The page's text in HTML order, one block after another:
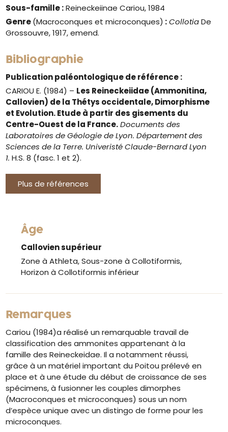
Sous-famille :Reineckeiinae Cariou, 1984
Genre(Macroconques et microconques) : CollotiaDe
Grossouvre, 1917, emend.
Bibliographie
Publication paléontologique de référence :
CARIOU E. (1984) – Les Reineckeiidae (Ammonitina,
Callovien) de la Thétys occidentale, Dimorphisme
et Evolution. Etude à partir des gisements du
Centre-Ouest de la France. Documents des
Laboratoires de Géologie de Lyon. Département des
Sciences de la Terre. Univeristé Claude-Bernard Lyon
1. H.S. 8 (fasc. 1 et 2).
Plus de références
Âge
Callovien supérieur
Zone à Athleta, Sous-zone à Collotiformis,
Horizon à Collotiformis inférieur
Remarques
Cariou (1984)a réalisé un remarquable travail de
classification des ammonites appartenant à la
famille des Reineckeidae. Il a notamment réussi,
grâce à un matériel important du Poitou prélevé en
place et à une étude du début de croissance de ses
spécimens, à fusionner les couples dimorphes
(Macroconques et microconques) sous un nom
d’espèce unique avec un distingo de forme pour les
microconques.